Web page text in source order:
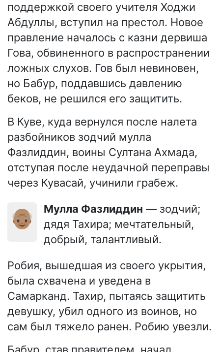
поддержкой своего учителя Ходжи
Абдуллы, вступил на престол. Новое
правление началось с казни дервиша
Гова, обвиненного в распространении
ложных слухов. Гов был невиновен,
но Бабур, поддавшись давлению
беков, не решился его защитить.
В Куве, куда вернулся после налета
разбойников зодчий мулла
Фазлиддин, воины Султана Ахмада,
отступая после неудачной переправы
через Кувасай, учинили грабеж.
👴🏽 Мулла Фазлиддин — зодчий;
дядя Тахира; мечтательный,
добрый, талантливый.
Робия, вышедшая из своего укрытия,
была схвачена и уведена в
Самарканд. Тахир, пытаясь защитить
девушку, убил одного из воинов, но
сам был тяжело ранен. Робию увезли.